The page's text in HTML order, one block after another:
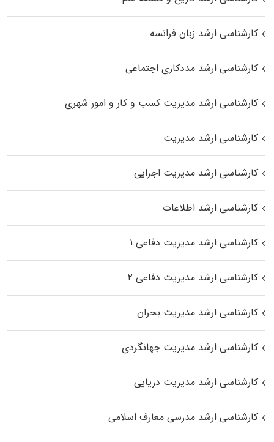
کارشناسی ارشد زبان فرانسه
کارشناسی ارشد مددکاری اجتماعی
کارشناسی ارشد مدیریت کسب و کار و امور شهری
کارشناسی ارشد مدیریت
کارشناسی ارشد مدیریت اجرایی
کارشناسی ارشد اطلاعات
کارشناسی ارشد مدیریت دفاعی ۱
کارشناسی ارشد مدیریت دفاعی ۲
کارشناسی ارشد مدیریت بحران
کارشناسی ارشد مدیریت جهانگردی
کارشناسی ارشد مدیریت دریایی
کارشناسی ارشد مدرسی معارف اسلامی